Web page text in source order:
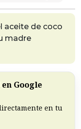
aceite de coco
madre
Google
en tu